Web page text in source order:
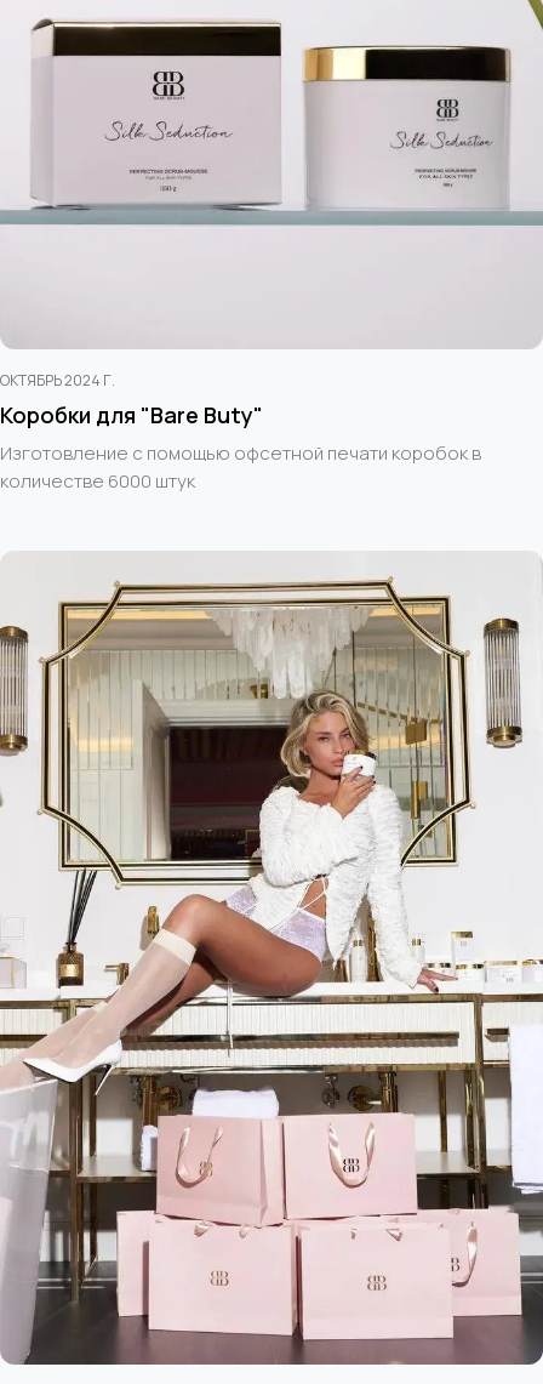
ОКТЯБРЬ 2024 Г.
Коробки для "Bare Buty"
Изготовление с помощью офсетной печати коробок в
количестве 6000 штук